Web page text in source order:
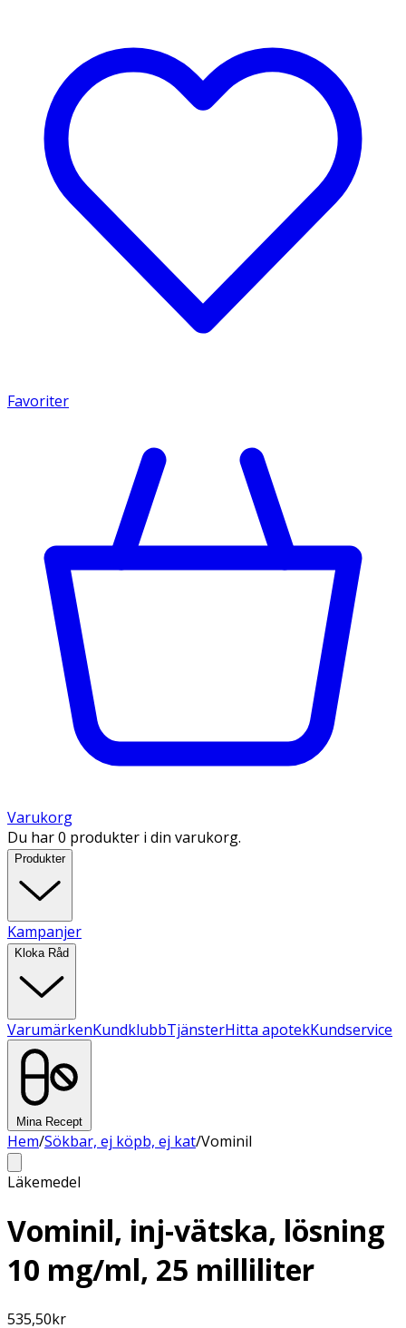
Favoriter
Varukorg
Du har 0 produkter i din varukorg.
Produkter
Kampanjer
Kloka Råd
VarumärkenKundklubbTjänsterHitta apotekKundservice
Mina Recept
Hem/Sökbar, ej köpb, ej kat/Vominil
Läkemedel
Vominil, inj-vätska, lösning
10 mg/ml, 25 milliliter
535,50kr